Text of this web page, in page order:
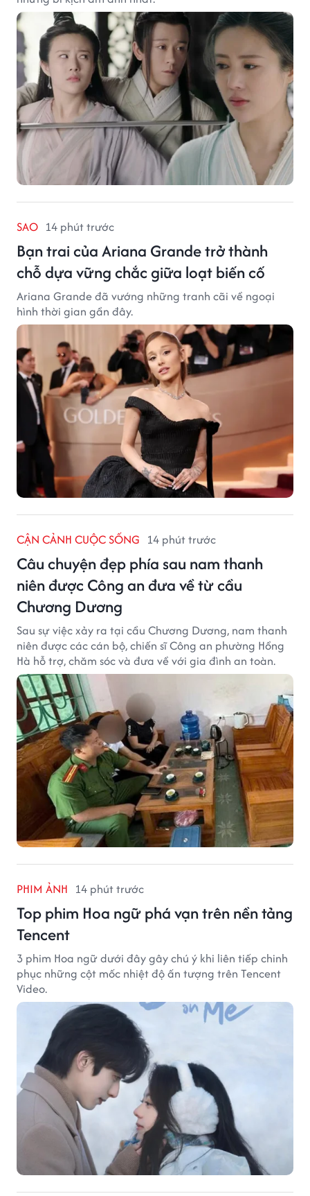
SAO 14 phút trước
Bạn trai của Ariana Grande trở thành
chỗ dựa vững chắc giữa loạt biến cố
Ariana Grande đã vướng những tranh cãi về ngoại
hình thời gian gần đây.
CẬN CẢNH CUỘC SỐNG 14 phút trước
Câu chuyện đẹp phía sau nam thanh
niên được Công an đưa về từ cầu
Chương Dương
Sau sự việc xảy ra tại cầu Chương Dương, nam thanh
niên được các cán bộ, chiến sĩ Công an phường Hồng
Hà hỗ trợ, chăm sóc và đưa về với gia đình an toàn.
PHIM ẢNH 14 phút trước
Top phim Hoa ngữ phá vạn trên nền tảng
Tencent
3 phim Hoa ngữ dưới đây gây chú ý khi liên tiếp chinh
phục những cột mốc nhiệt độ ấn tượng trên Tencent
Video.